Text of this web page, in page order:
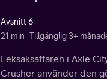
Avsnitt 6
21 min Tillgänglig 3+
Leksaksaffären i Axle
Crusher använder den